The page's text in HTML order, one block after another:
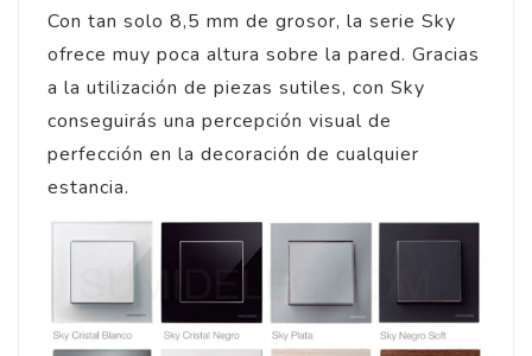
Con tan solo 8,5 mm de grosor, la serie Sky
ofrece muy poca altura sobre la pared. Gracias
a la utilización de piezas sutiles, con Sky
conseguirás una percepción visual de
perfección en la decoración de cualquier
estancia.